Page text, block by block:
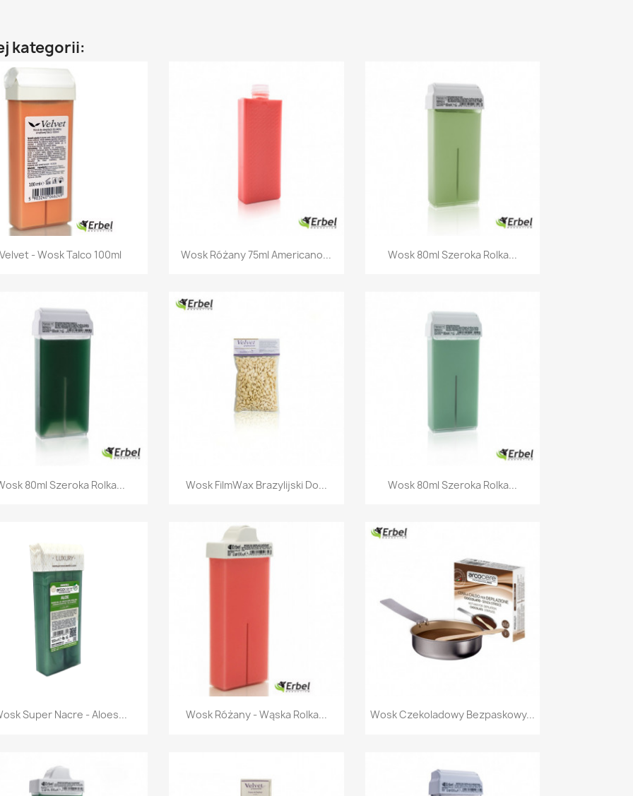
kategorii:
Szybki podgląd
Velvet - Wosk Talco 100ml Szybki podgląd
Wosk Różany 75ml Americano... Szybki podgląd
Wosk 80ml Szeroka Rolka...
Szybki podgląd
80ml Szeroka Rolka... Szybki podgląd
Wosk FilmWax Brazylijski Do... Szybki podgląd
Wosk 80ml Szeroka Rolka...
Szybki podgląd
Super Nacre - Aloes... Szybki podgląd
Wosk Różany - Wąska Rolka... Szybki podgląd
Wosk Czekoladowy Bezpaskowy...